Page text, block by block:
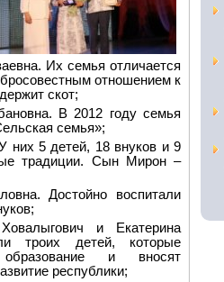
Их семья отличается
отношением к
скот;
В 2012 году семья
семья»;
них 5 детей, 18 внуков и 9
традиции. Сын Мирон –
Достойно воспитали
и Екатерина
троих детей, которые
и вносят
республики;